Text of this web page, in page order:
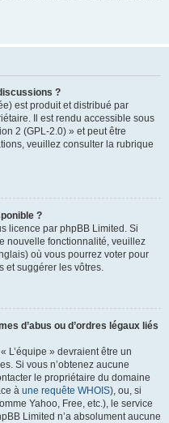
?
est produit et distribué par
Il est rendu accessible sous
2 (GPL-2.0) » et peut être
veuillez consulter la rubrique
?
licence par phpBB Limited. Si
nouvelle fonctionnalité, veuillez
où vous pourrez voter pour
et suggérer les vôtres.
d’abus ou d’ordres légaux liés
L’équipe » devraient être un
Si vous n’obtenez aucune
le propriétaire du domaine
à une requête WHOIS), ou, si
Yahoo, Free, etc.), le service
Limited n’a absolument aucune